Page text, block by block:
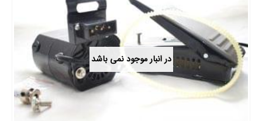
در انبار موجود نمی باشد